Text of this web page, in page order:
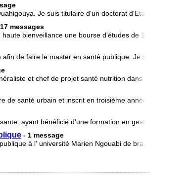
Je suis titulaire d'un doctorat d'Etat en médecine
messages
bienveillance une bourse d'études de 18 mois afin de
de faire le master en santé publique. Je suis médecin
et chef de projet santé nutrition dans une ONG je
de santé urbain et inscrit en troisième année de certificat
ayant bénéficié d'une formation en gestion de district
- 1 message
à l' université Marien Ngouabi de brazzaville je